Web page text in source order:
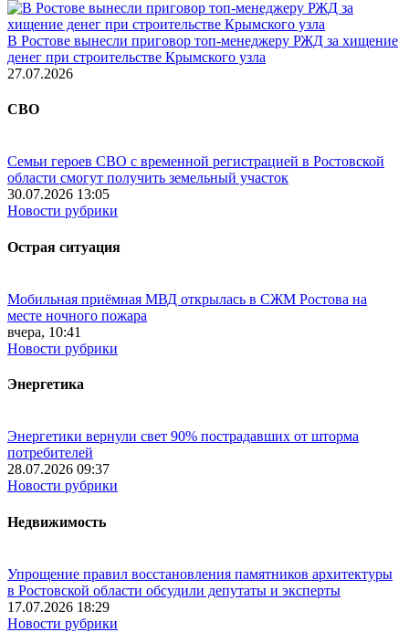
В Ростове вынесли приговор топ-менеджеру РЖД за хищение
денег при строительстве Крымского узла
27.07.2026
СВО
Семьи героев СВО с временной регистрацией в Ростовской
области смогут получить земельный участок
30.07.2026 13:05
Новости рубрики
Острая ситуация
Мобильная приёмная МВД открылась в СЖМ Ростова на
месте ночного пожара
вчера, 10:41
Новости рубрики
Энергетика
Энергетики вернули свет 90% пострадавших от шторма
потребителей
28.07.2026 09:37
Новости рубрики
Недвижимость
Упрощение правил восстановления памятников архитектуры
в Ростовской области обсудили депутаты и эксперты
17.07.2026 18:29
Новости рубрики